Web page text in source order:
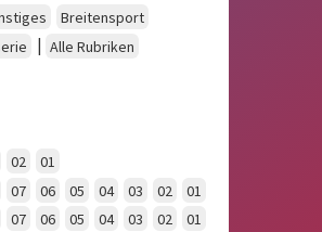
Breitensport
| Alle Rubriken
02 01
07 06 05 04 03 02 01
07 06 05 04 03 02 01